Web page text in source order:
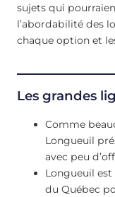
sujets qui
l’abordabilité des
chaque option et
Les grandes
Comme
Longueuil
avec peu
Longueuil est
du Québec